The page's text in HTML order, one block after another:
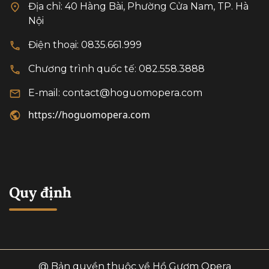
văn hóa giữa hai quốc
khi 2 nước chính thức
tác Chiến lược.
Địa chỉ: 40 Hàng Bài, Phường Cửa Nam, TP. Hà
Nội
Điện thoại: 0835.661.999
Chương trình quốc tế: 082.558.3888
E-mail: contact@hoguomopera.com
https://hoguomopera.com
Quy định
@ Bản quyền thuộc về Hồ Gươm Opera